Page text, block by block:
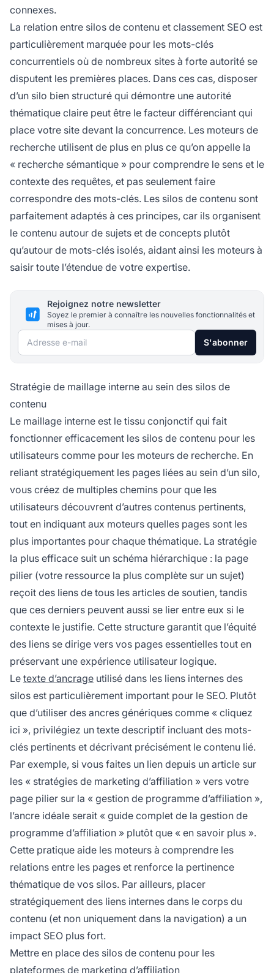
connexes.
La relation entre silos de contenu et classement SEO est
particulièrement marquée pour les mots-clés
concurrentiels où de nombreux sites à forte autorité se
disputent les premières places. Dans ces cas, disposer
d’un silo bien structuré qui démontre une autorité
thématique claire peut être le facteur différenciant qui
place votre site devant la concurrence. Les moteurs de
recherche utilisent de plus en plus ce qu’on appelle la
« recherche sémantique » pour comprendre le sens et le
contexte des requêtes, et pas seulement faire
correspondre des mots-clés. Les silos de contenu sont
parfaitement adaptés à ces principes, car ils organisent
le contenu autour de sujets et de concepts plutôt
qu’autour de mots-clés isolés, aidant ainsi les moteurs à
saisir toute l’étendue de votre expertise.
Rejoignez notre newsletter
Soyez le premier à connaître les nouvelles fonctionnalités et
mises à jour.
Adresse e-mail S'abonner
Stratégie de maillage interne au sein des silos de
contenu
Le maillage interne est le tissu conjonctif qui fait
fonctionner efficacement les silos de contenu pour les
utilisateurs comme pour les moteurs de recherche. En
reliant stratégiquement les pages liées au sein d’un silo,
vous créez de multiples chemins pour que les
utilisateurs découvrent d’autres contenus pertinents,
tout en indiquant aux moteurs quelles pages sont les
plus importantes pour chaque thématique. La stratégie
la plus efficace suit un schéma hiérarchique : la page
pilier (votre ressource la plus complète sur un sujet)
reçoit des liens de tous les articles de soutien, tandis
que ces derniers peuvent aussi se lier entre eux si le
contexte le justifie. Cette structure garantit que l’équité
des liens se dirige vers vos pages essentielles tout en
préservant une expérience utilisateur logique.
Le texte d’ancrage utilisé dans les liens internes des
silos est particulièrement important pour le SEO. Plutôt
que d’utiliser des ancres génériques comme « cliquez
ici », privilégiez un texte descriptif incluant des mots-
clés pertinents et décrivant précisément le contenu lié.
Par exemple, si vous faites un lien depuis un article sur
les « stratégies de marketing d’affiliation » vers votre
page pilier sur la « gestion de programme d’affiliation »,
l’ancre idéale serait « guide complet de la gestion de
programme d’affiliation » plutôt que « en savoir plus ».
Cette pratique aide les moteurs à comprendre les
relations entre les pages et renforce la pertinence
thématique de vos silos. Par ailleurs, placer
stratégiquement des liens internes dans le corps du
contenu (et non uniquement dans la navigation) a un
impact SEO plus fort.
Mettre en place des silos de contenu pour les
plateformes de marketing d’affiliation